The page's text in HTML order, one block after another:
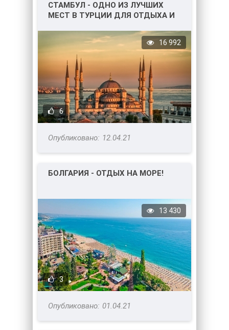
СТАМБУЛ - ОДНО ИЗ ЛУЧШИХ
МЕСТ В ТУРЦИИ ДЛЯ ОТДЫХА И
6
16 992
12.04.21
БОЛГАРИЯ - ОТДЫХ НА МОРЕ!
3
13 430
01.04.21